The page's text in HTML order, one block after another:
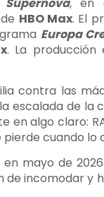
HBO Max. El
Europa
. La
contra las
escalada de la
algo claro:
cuando
en mayo de
de incomodar y